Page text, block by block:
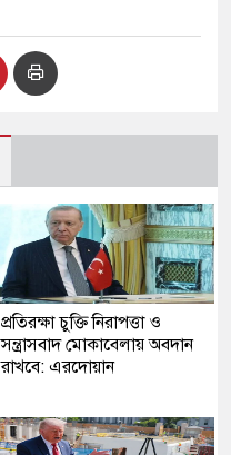
প্রতিরক্ষা চুক্তি নিরাপত্তা ও
সন্ত্রাসবাদ মোকাবেলায় অবদান
রাখবে: এরদোয়ান